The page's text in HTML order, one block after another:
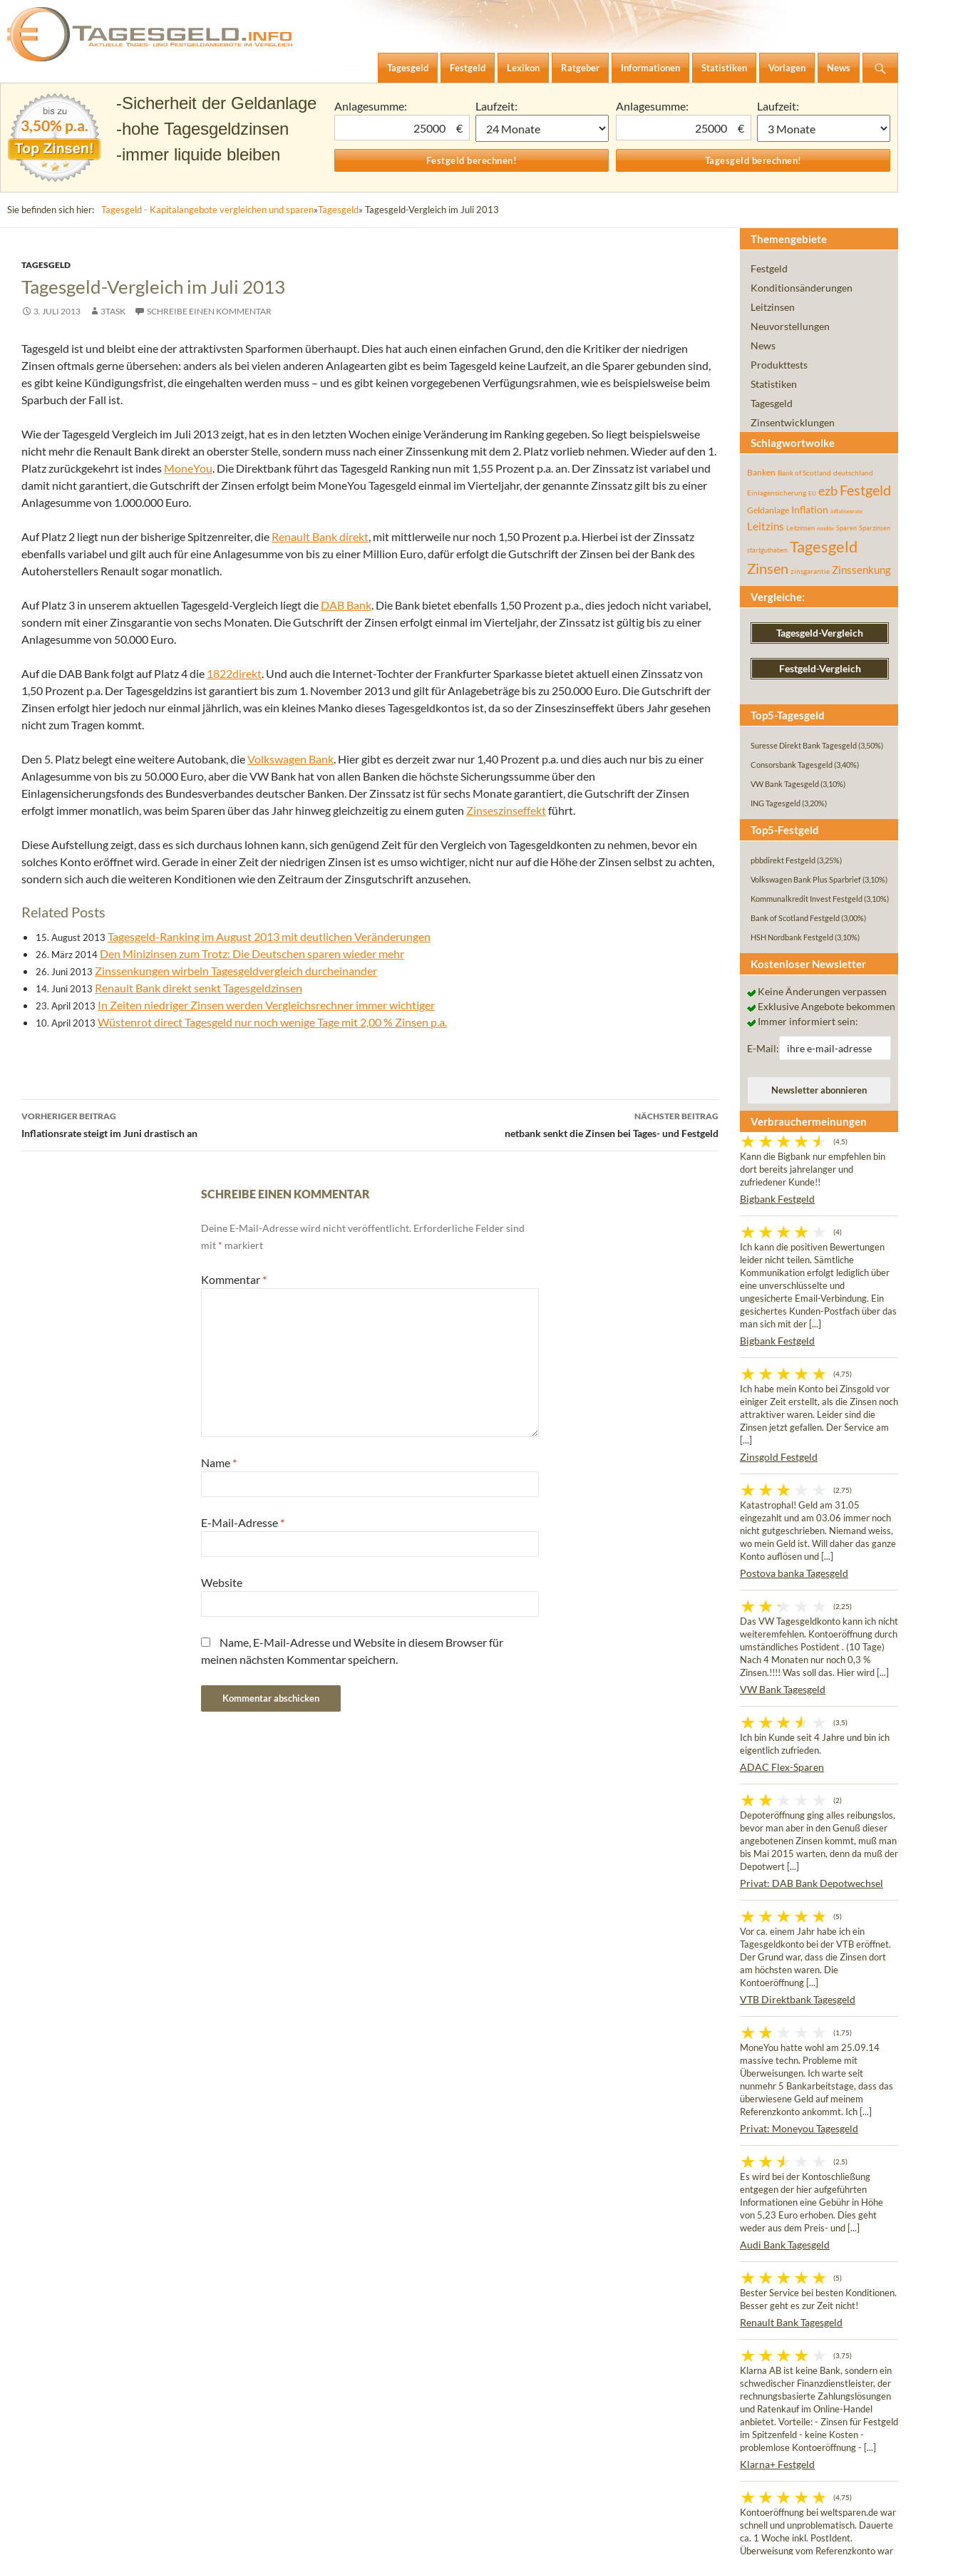
Tagesgeld.info – Tagesgeldkonten vergleichen und Tagesgeld-Zinsen berechnen
Zum Inhalt springen
Tagesgeld
Festgeld Lexikon Ratgeber Informationen Statistiken Vorlagen News
3,50% p.a.
Sicherheit der Geldanlage
hohe Tagesgeldzinsen
immer liquide bleiben
Anlagesumme:
€
Laufzeit:
Anlagesumme:
€
Laufzeit:
Sie befinden sich hier: Tagesgeld - Kapitalangebote vergleichen und sparen»Tagesgeld» Tagesgeld-Vergleich im Juli 2013
TAGESGELD
Tagesgeld-Vergleich im Juli 2013
3. JULI 2013 3TASK SCHREIBE EINEN KOMMENTAR
Tagesgeld ist und bleibt eine der attraktivsten Sparformen überhaupt. Dies hat auch einen einfachen Grund, den die Kritiker der niedrigen
Zinsen oftmals gerne übersehen: anders als bei vielen anderen Anlagearten gibt es beim Tagesgeld keine Laufzeit, an die Sparer gebunden sind,
es gibt keine Kündigungsfrist, die eingehalten werden muss – und es gibt keinen vorgegebenen Verfügungsrahmen, wie es beispielsweise beim
Sparbuch der Fall ist.
Wie der Tagesgeld Vergleich im Juli 2013 zeigt, hat es in den letzten Wochen einige Veränderung im Ranking gegeben. So liegt beispielsweise
nicht mehr die Renault Bank direkt an oberster Stelle, sondern muss nach einer Zinssenkung mit dem 2. Platz vorlieb nehmen. Wieder auf den 1.
Platz zurückgekehrt ist indes MoneYou. Die Direktbank führt das Tagesgeld Ranking nun mit 1,55 Prozent p.a. an. Der Zinssatz ist variabel und
damit nicht garantiert, die Gutschrift der Zinsen erfolgt beim MoneYou Tagesgeld einmal im Vierteljahr, der genannte Zinssatz gilt bis zu einer
Anlagesumme von 1.000.000 Euro.
Auf Platz 2 liegt nun der bisherige Spitzenreiter, die Renault Bank direkt, mit mittlerweile nur noch 1,50 Prozent p.a. Hierbei ist der Zinssatz
ebenfalls variabel und gilt auch für eine Anlagesumme von bis zu einer Million Euro, dafür erfolgt die Gutschrift der Zinsen bei der Bank des
Autoherstellers Renault sogar monatlich.
Auf Platz 3 in unserem aktuellen Tagesgeld-Vergleich liegt die DAB Bank. Die Bank bietet ebenfalls 1,50 Prozent p.a., dies jedoch nicht variabel,
sondern mit einer Zinsgarantie von sechs Monaten. Die Gutschrift der Zinsen erfolgt einmal im Vierteljahr, der Zinssatz ist gültig bis zu einer
Anlagesumme von 50.000 Euro.
Auf die DAB Bank folgt auf Platz 4 die 1822direkt. Und auch die Internet-Tochter der Frankfurter Sparkasse bietet aktuell einen Zinssatz von
1,50 Prozent p.a. Der Tagesgeldzins ist garantiert bis zum 1. November 2013 und gilt für Anlagebeträge bis zu 250.000 Euro. Die Gutschrift der
Zinsen erfolgt hier jedoch nur einmal jährlich, was ein kleines Manko dieses Tagesgeldkontos ist, da so der Zinseszinseffekt übers Jahr gesehen
nicht zum Tragen kommt.
Den 5. Platz belegt eine weitere Autobank, dieVolkswagen Bank. Hier gibt es derzeit zwar nur 1,40 Prozent p.a. und dies auch nur bis zu einer
Anlagesumme von bis zu 50.000 Euro, aber die VW Bank hat von allen Banken die höchste Sicherungssumme über den
Einlagensicherungsfonds des Bundesverbandes deutscher Banken. Der Zinssatz ist für sechs Monate garantiert, die Gutschrift der Zinsen
erfolgt immer monatlich, was beim Sparen über das Jahr hinweg gleichzeitig zu einem guten Zinseszinseffektführt.
Diese Aufstellung zeigt, dass es sich durchaus lohnen kann, sich genügend Zeit für den Vergleich von Tagesgeldkonten zu nehmen, bevor ein
solches Konto eröffnet wird. Gerade in einer Zeit der niedrigen Zinsen ist es umso wichtiger, nicht nur auf die Höhe der Zinsen selbst zu achten,
sondern sich auch die weiteren Konditionen wie den Zeitraum der Zinsgutschrift anzusehen.
Related Posts
15. August 2013 Tagesgeld-Ranking im August 2013 mit deutlichen Veränderungen
26. März 2014 Den Minizinsen zum Trotz: Die Deutschen sparen wieder mehr
26. Juni 2013 Zinssenkungen wirbeln Tagesgeldvergleich durcheinander
14. Juni 2013 Renault Bank direkt senkt Tagesgeldzinsen
23. April 2013 In Zeiten niedriger Zinsen werden Vergleichsrechner immer wichtiger
10. April 2013 Wüstenrot direct Tagesgeld nur noch wenige Tage mit 2,00 % Zinsen p.a.
Beitrags-
Navigation
VORHERIGER BEITRAG
Inflationsrate steigt im Juni drastisch an
NÄCHSTER BEITRAG
netbank senkt die Zinsen bei Tages- und Festgeld
SCHREIBE EINEN KOMMENTAR
Deine E-Mail-Adresse wird nicht veröffentlicht. Erforderliche Felder sind
mit * markiert
Kommentar *
Name *
E-Mail-Adresse *
Website
Name, E-Mail-Adresse und Website in diesem Browser für
meinen nächsten Kommentar speichern.
Themengebiete
Festgeld
Konditionsänderungen
Leitzinsen
Neuvorstellungen
News
Produkttests
Statistiken
Tagesgeld
Zinsentwicklungen
Schlagwortwolke
Banken Bank of Scotland deutschland
Einlagensicherung EU ezbFestgeld
Geldanlage Inflation inflationsrate
Leitzins Leitzinsen rendite Sparen Sparzinsen
startguthaben Tagesgeld
Zinsen zinsgarantie Zinssenkung
Vergleiche:
Tagesgeld-Vergleich
Festgeld-Vergleich
Top5-Tagesgeld
Suresse Direkt Bank Tagesgeld (3,50%)
Consorsbank Tagesgeld (3,40%)
VW Bank Tagesgeld (3,10%)
ING Tagesgeld (3,20%)
Top5-Festgeld
pbbdirekt Festgeld (3,25%)
Volkswagen Bank Plus Sparbrief(3,10%)
Kommunalkredit Invest Festgeld (3,10%)
Bank of Scotland Festgeld (3,00%)
HSH Nordbank Festgeld (3,10%)
Kostenloser Newsletter
Keine Änderungen verpassen
Exklusive Angebote bekommen
Immer informiert sein:
E-Mail:
Verbrauchermeinungen
(4,5)
Kann die Bigbank nur empfehlen bin
dort bereits jahrelanger und
zufriedener Kunde!!
Bigbank Festgeld
(4)
Ich kann die positiven Bewertungen
leider nicht teilen. Sämtliche
Kommunikation erfolgt lediglich über
eine unverschlüsselte und
ungesicherte Email-Verbindung. Ein
gesichertes Kunden-Postfach über das
man sich mit der [...]
Bigbank Festgeld
(4,75)
Ich habe mein Konto bei Zinsgold vor
einiger Zeit erstellt, als die Zinsen noch
attraktiver waren. Leider sind die
Zinsen jetzt gefallen. Der Service am
[...]
Zinsgold Festgeld
(2,75)
Katastrophal! Geld am 31.05
eingezahlt und am 03.06 immer noch
nicht gutgeschrieben. Niemand weiss,
wo mein Geld ist. Will daher das ganze
Konto auflösen und [...]
Postova banka Tagesgeld
(2,25)
Das VW Tagesgeldkonto kann ich nicht
weiteremfehlen. Kontoeröffnung durch
umständliches Postident . (10 Tage)
Nach 4 Monaten nur noch 0,3 %
Zinsen.!!!! Was soll das. Hier wird [...]
VW Bank Tagesgeld
(3,5)
Ich bin Kunde seit 4 Jahre und bin ich
eigentlich zufrieden.
ADAC Flex-Sparen
(2)
Depoteröffnung ging alles reibungslos,
bevor man aber in den Genuß dieser
angebotenen Zinsen kommt, muß man
bis Mai 2015 warten, denn da muß der
Depotwert [...]
Privat: DAB Bank Depotwechsel
(5)
Vor ca. einem Jahr habe ich ein
Tagesgeldkonto bei der VTB eröffnet.
Der Grund war, dass die Zinsen dort
am höchsten waren. Die
Kontoeröffnung [...]
VTB Direktbank Tagesgeld
(1,75)
MoneYou hatte wohl am 25.09.14
massive techn. Probleme mit
Überweisungen. Ich warte seit
nunmehr 5 Bankarbeitstage, dass das
überwiesene Geld auf meinem
Referenzkonto ankommt. Ich [...]
Privat: Moneyou Tagesgeld
(2,5)
Es wird bei der Kontoschließung
entgegen der hier aufgeführten
Informationen eine Gebühr in Höhe
von 5,23 Euro erhoben. Dies geht
weder aus dem Preis- und [...]
Audi Bank Tagesgeld
(5)
Bester Service bei besten Konditionen.
Besser geht es zur Zeit nicht!
Renault Bank Tagesgeld
(3,75)
Klarna AB ist keine Bank, sondern ein
schwedischer Finanzdienstleister, der
rechnungsbasierte Zahlungslösungen
und Ratenkauf im Online-Handel
anbietet. Vorteile: - Zinsen für Festgeld
im Spitzenfeld - keine Kosten -
problemlose Kontoeröffnung - [...]
Klarna+ Festgeld
(4,75)
Kontoeröffnung bei weltsparen.de war
schnell und unproblematisch. Dauerte
ca. 1 Woche inkl. PostIdent.
Überweisung vom Referenzkonto war